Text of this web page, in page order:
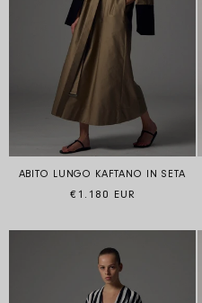
ABITO LUNGO KAFTANO IN SETA
Prezzo di listino
€1.180 EUR